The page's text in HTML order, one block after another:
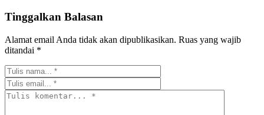
Tinggalkan Balasan
Alamat email Anda tidak akan dipublikasikan. Ruas yang wajib
ditandai *